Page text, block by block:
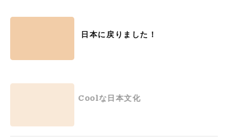
日本に戻りました！
Coolな日本文化